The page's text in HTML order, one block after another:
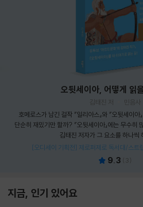
오뒷세이아, 어떻게 읽
김태진 저
민음사
호메로스가 남긴 걸작 『일리아스』와 『오뒷세이아』. 『오뒷세이아』가 더 재밌다.
단순히 재밌기만 할까? 『오뒷세이아』에는 무수히
김태진 저자가 그 요소를 하나씩
[오디세이 기획전] 제로퍼제로 독서대/스트
9.3 ( 3)
지금, 인기 있어요